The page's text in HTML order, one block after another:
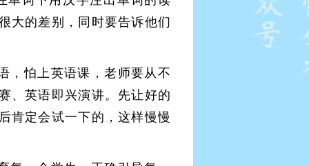
大的差别，同时要告诉他们
，怕上英语课，老师要从不
、英语即兴演讲。先让好的
肯定会试一下的，这样慢慢